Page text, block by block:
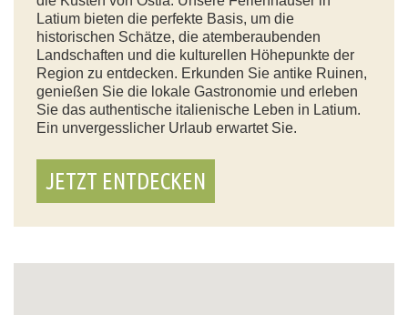
Latium bieten die perfekte Basis, um die
historischen Schätze, die atemberaubenden
Landschaften und die kulturellen Höhepunkte der
Region zu entdecken. Erkunden Sie antike Ruinen,
genießen Sie die lokale Gastronomie und erleben
Sie das authentische italienische Leben in Latium.
Ein unvergesslicher Urlaub erwartet Sie.
JETZT ENTDECKEN